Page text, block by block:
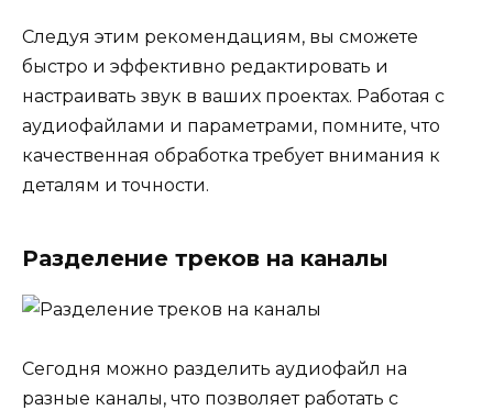
Следуя этим рекомендациям, вы сможете
быстро и эффективно редактировать и
настраивать звук в ваших проектах. Работая с
аудиофайлами и параметрами, помните, что
качественная обработка требует внимания к
деталям и точности.
Разделение треков на каналы
Сегодня можно разделить аудиофайл на
разные каналы, что позволяет работать с